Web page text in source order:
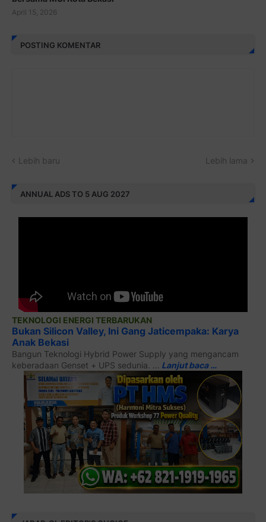
April 15, 2026
POSTING KOMENTAR
Lebih baru Lebih lama
ANNUAL ADS TO 5 AUG 2027
TEKNOLOGI ENERGI TERBARUKAN
Bukan Silicon Valley, Ini Gang Jaticempaka: Karya
Anak Bekasi
Bangun Teknologi Hybrid Power Supply yang mengancam
keberadaan Genset + UPS sedunia. ... Lanjut baca …